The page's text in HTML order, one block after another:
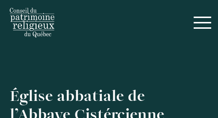
Église abbatiale de